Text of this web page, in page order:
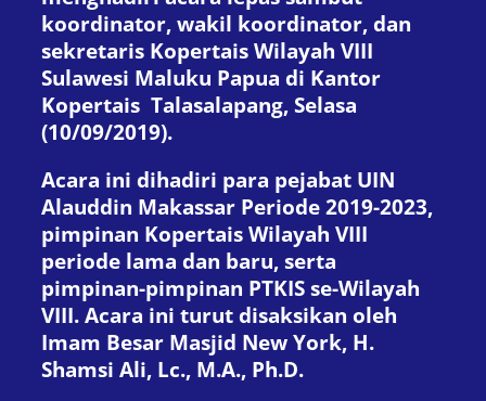
koordinator, wakil koordinator, dan
sekretaris Kopertais Wilayah VIII
Sulawesi Maluku Papua di Kantor
Kopertais Talasalapang, Selasa
(10/09/2019).
Acara ini dihadiri para pejabat UIN
Alauddin Makassar Periode 2019-2023,
pimpinan Kopertais Wilayah VIII
periode lama dan baru, serta
pimpinan-pimpinan PTKIS se-Wilayah
VIII. Acara ini turut disaksikan oleh
Imam Besar Masjid New York, H.
Shamsi Ali, Lc., M.A., Ph.D.